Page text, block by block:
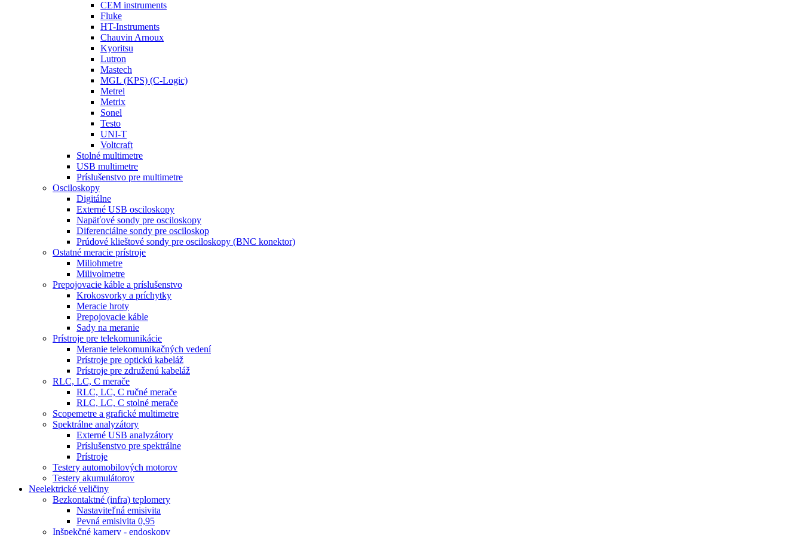
CEM instruments
Fluke
HT-Instruments
Chauvin Arnoux
Kyoritsu
Lutron
Mastech
MGL (KPS) (C-Logic)
Metrel
Metrix
Sonel
Testo
UNI-T
Voltcraft
Stolné multimetre
USB multimetre
Príslušenstvo pre multimetre
Osciloskopy
Digitálne
Externé USB osciloskopy
Napäťové sondy pre osciloskopy
Diferenciálne sondy pre osciloskop
Prúdové klieštové sondy pre osciloskopy (BNC konektor)
Ostatné meracie prístroje
Miliohmetre
Milivolmetre
Prepojovacie káble a príslušenstvo
Krokosvorky a príchytky
Meracie hroty
Prepojovacie káble
Sady na meranie
Prístroje pre telekomunikácie
Meranie telekomunikačných vedení
Prístroje pre optickú kabeláž
Prístroje pre združenú kabeláž
RLC, LC, C merače
RLC, LC, C ručné merače
RLC, LC, C stolné merače
Scopemetre a grafické multimetre
Spektrálne analyzátory
Externé USB analyzátory
Príslušenstvo pre spektrálne
Prístroje
Testery automobilových motorov
Testery akumulátorov
Neelektrické veličiny
Bezkontaktné (infra) teplomery
Nastaviteľná emisivita
Pevná emisivita 0,95
Inšpekčné kamery - endoskopy